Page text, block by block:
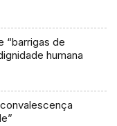
“barrigas de
humana